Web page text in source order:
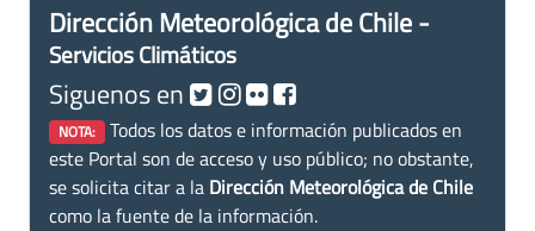
Dirección Meteorológica de Chile -
Servicios Climáticos
Siguenos en
NOTA: Todos los datos e información publicados en
este Portal son de acceso y uso público; no obstante,
se solicita citar a la Dirección Meteorológica de Chile
como la fuente de la información.